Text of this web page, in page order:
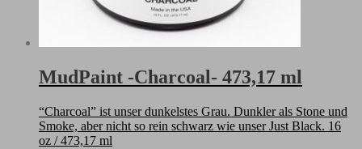
MudPaint -Charcoal- 473,17 ml
“Charcoal” ist unser dunkelstes Grau. Dunkler als Stone und
Smoke, aber nicht so rein schwarz wie unser Just Black. 16
oz / 473,17 ml